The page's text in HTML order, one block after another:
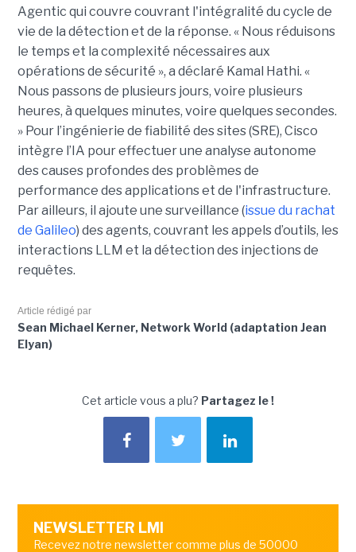
Agentic qui couvre couvrant l'intégralité du cycle de
vie de la détection et de la réponse. « Nous réduisons
le temps et la complexité nécessaires aux
opérations de sécurité », a déclaré Kamal Hathi. «
Nous passons de plusieurs jours, voire plusieurs
heures, à quelques minutes, voire quelques secondes.
» Pour l’ingénierie de fiabilité des sites (SRE), Cisco
intègre l’IA pour effectuer une analyse autonome
des causes profondes des problèmes de
performance des applications et de l'infrastructure.
Par ailleurs, il ajoute une surveillance (issue du rachat
de Galileo) des agents, couvrant les appels d’outils, les
interactions LLM et la détection des injections de
requêtes.
Article rédigé par
Sean Michael Kerner, Network World (adaptation Jean
Elyan)
Cet article vous a plu? Partagez le !
NEWSLETTER LMI
Recevez notre newsletter comme plus de 50000